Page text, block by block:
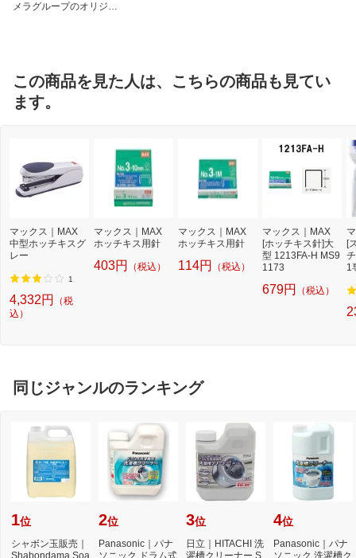
メラグループのオリジナ
この商品を見た人は、こちらの商品も見てい
ます。
マックス｜MAX
中型ホッチキスグ
レー
1
4,332円
（税
込）
マックス｜MAX
ホッチキス用針
403円 （税込）
マックス｜MAX
ホッチキス用針
114円 （税込）
マックス｜MAX
[ホッチキス針]大
型 1213FA-H MS9
1173
679円 （税込）
[
1
同じジャンルのランキング
1位
シャボン玉販売｜
2位
Panasonic｜パナ
3位
日立｜HITACHI 洗
4位
Panasonic｜パナ